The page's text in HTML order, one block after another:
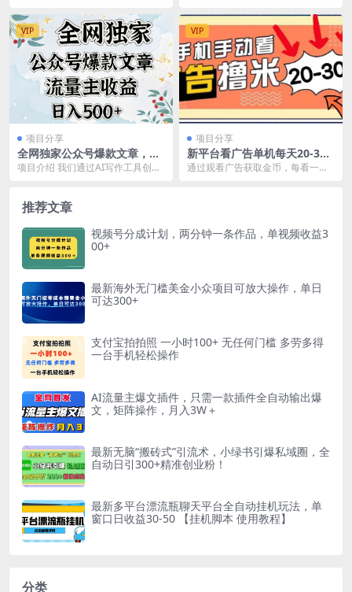
主，结合多种变现...
VIP
项目分享
全网独家公众号爆款文章，流
量主收益日入500＋
项目介绍 我们通过AI写作工具创作
VIP
项目分享
新平台看广告单机每天20-30
＋，无任何门槛，安卓手机即
通过观看广告获取金币，每看一次
推荐文章
视频号分成计划，两分钟一条作品，单视频收益3
00+
最新海外无门槛美金小众项目可放大操作，单日
可达300+
支付宝拍拍照 一小时100+ 无任何门槛 多劳多得
一台手机轻松操作
AI流量主爆文插件，只需一款插件全自动输出爆
文，矩阵操作，月入3W＋
最新无脑“搬砖式”引流术，小绿书引爆私域圈，全
自动日引300+精准创业粉！
最新多平台漂流瓶聊天平台全自动挂机玩法，单
窗口日收益30-50 【挂机脚本 使用教程】
分类